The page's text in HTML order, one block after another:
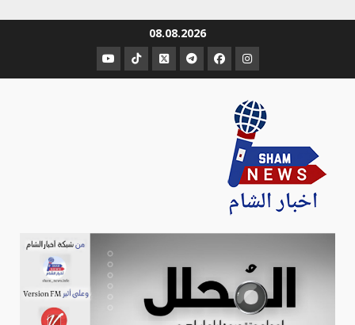
08.08.2026
عنصر
القائمة
عنصر
القائمة
عنصر
القائمة
عنصر
القائمة
عنصر
القائمة
عنصر
القائمة